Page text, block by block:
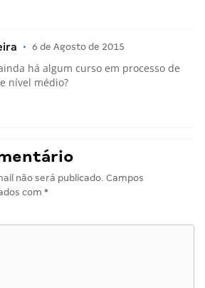
• 6 de Agosto de 2015
há algum curso em processo de
nível médio?
não será publicado. Campos
com *